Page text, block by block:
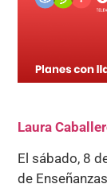
Laura
El sábado, 8
de